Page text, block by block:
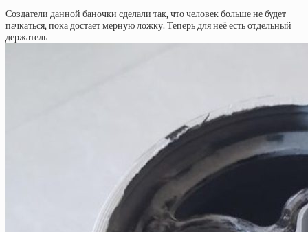
Создатели данной баночки сделали так, что человек больше не будет
пачкаться, пока достает мерную ложку. Теперь для неё есть отдельный
держатель